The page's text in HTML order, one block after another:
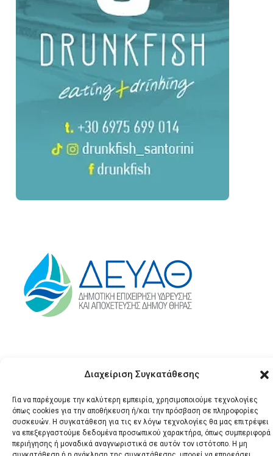
Διαχείριση Συγκατάθεσης
Για να παρέχουμε την καλύτερη εμπειρία, χρησιμοποιούμε τεχνολογίες
όπως cookies για την αποθήκευση ή/και την πρόσβαση σε πληροφορίες
συσκευών. Η συγκατάθεση για τις εν λόγω τεχνολογίες θα μας επιτρέψει
να επεξεργαστούμε δεδομένα προσωπικού χαρακτήρα, όπως συμπεριφορά
περιήγησης ή μοναδικά αναγνωριστικά σε αυτόν τον ιστότοπο. Η μη
© 2026 Santonews - Όλα
τα δικαιώματα